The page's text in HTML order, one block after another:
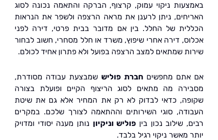
ניקוי עמוק, קרצוף, הברקה והתאמה נכונה לסוג
ניתן לרענן את מראה הרצפה ולשפר את הנראות
של החלל. בין אם מדובר בבית פרטי, דירה לפני
דירה אחרי שיפוץ, משרד או חלל מסחרי, חשוב לבחור
שמתאים למצב הרצפה בפועל ולא פתרון אחיד לכולם.
מחפשיםחברת פוליששמבצעת עבודה מסודרת,
מה מתאים לסוג הריצוף הקיים ופועלת בצורה
כדאי לבדוק לא רק את המחיר אלא גם את שיטת
סוגי השירותים וההתאמה לצורך שלכם. במקרים
שילוב נכון בין פוליש וניקיוןנותן מענה יסודי ומדויק
מאשר ניקוי רגיל בלבד.